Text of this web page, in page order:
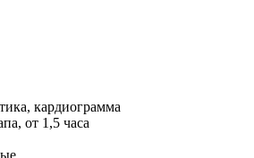
кардиограмма
от 1,5 часа